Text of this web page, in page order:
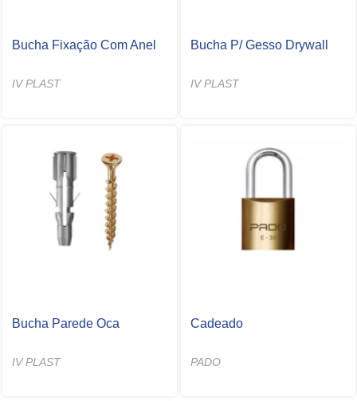
Bucha Fixação Com Anel
IV PLAST
Bucha P/ Gesso Drywall
IV PLAST
Bucha Parede Oca
IV PLAST
Cadeado
PADO